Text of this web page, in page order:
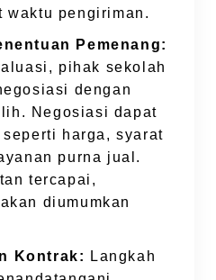
waktu pengiriman.
Pemenang:
pihak sekolah
dengan
Negosiasi dapat
harga, syarat
purna jual.
tercapai,
diumumkan
Kontrak:
Langkah